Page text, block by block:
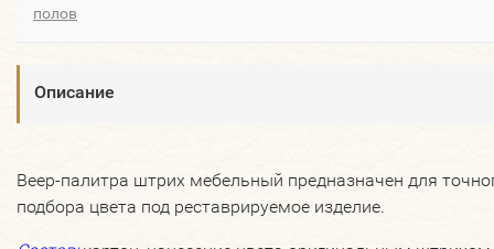
полов
Описание
Веер-палитра штрих мебельный предназначен для
подбора цвета под реставрируемое изделие.